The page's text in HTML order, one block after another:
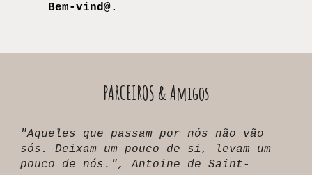
Bem-vind@.
PARCEIROS & Amigos
"Aqueles que passam por nós não vão
sós. Deixam um pouco de si, levam um
pouco de nós.", Antoine de Saint-